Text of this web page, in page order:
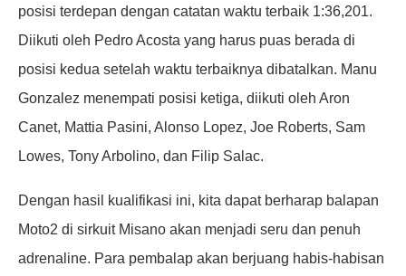
posisi terdepan dengan catatan waktu terbaik 1:36,201.
Diikuti oleh Pedro Acosta yang harus puas berada di
posisi kedua setelah waktu terbaiknya dibatalkan. Manu
Gonzalez menempati posisi ketiga, diikuti oleh Aron
Canet, Mattia Pasini, Alonso Lopez, Joe Roberts, Sam
Lowes, Tony Arbolino, dan Filip Salac.
Dengan hasil kualifikasi ini, kita dapat berharap balapan
Moto2 di sirkuit Misano akan menjadi seru dan penuh
adrenaline. Para pembalap akan berjuang habis-habisan